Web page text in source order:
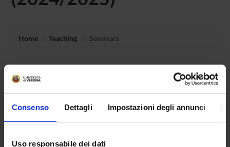
Consenso Dettagli Impostazioni degli annunci
Uso responsabile dei dati
Home Teaching Seminars
intensive software systems.